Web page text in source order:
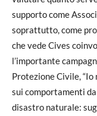
supporto come
soprattutto, come
che vede Cives
l’importante
Protezione Civile, “Io
sui comportamenti
disastro naturale: